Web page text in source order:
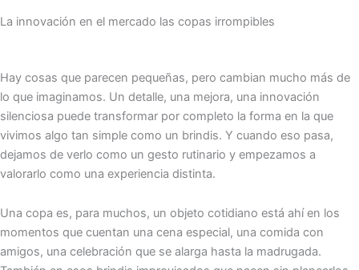
La innovación en el mercado las copas irrompibles
Hay cosas que parecen pequeñas, pero cambian mucho más de
lo que imaginamos. Un detalle, una mejora, una innovación
silenciosa puede transformar por completo la forma en la que
vivimos algo tan simple como un brindis. Y cuando eso pasa,
dejamos de verlo como un gesto rutinario y empezamos a
valorarlo como una experiencia distinta.
Una copa es, para muchos, un objeto cotidiano está ahí en los
momentos que cuentan una cena especial, una comida con
amigos, una celebración que se alarga hasta la madrugada.